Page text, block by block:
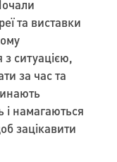
та виставки
з ситуацією,
за час та
намагаються
зацікавити